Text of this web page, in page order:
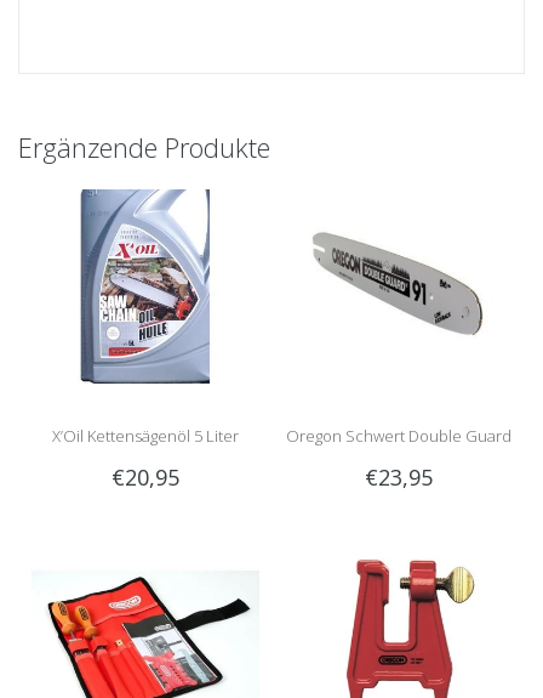
Ergänzende Produkte
X’Oil Kettensägenöl 5 Liter
€20,95
Oregon Schwert Double Guard
91 | 160SDEA074 | 40cm |
€23,95